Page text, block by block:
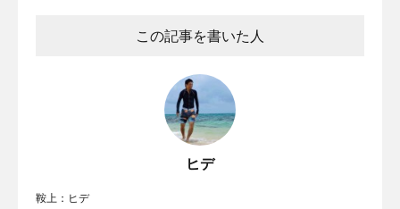
この記事を書いた人
ヒデ
鞍上：ヒデ